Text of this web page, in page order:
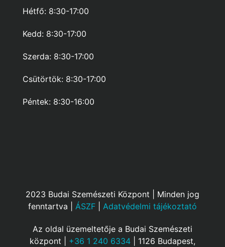
Hétfő: 8:30-17:00
Kedd: 8:30-17:00
Szerda: 8:30-17:00
Csütörtök: 8:30-17:00
Péntek: 8:30-16:00
2023 Budai Szemészeti Központ | Minden jog
fenntartva | ÁSZF Adatvédelmi tájékoztató
Az oldal üzemeltetője a Budai Szemészeti
központ | +36 1 240 6334 | 1126 Budapest,